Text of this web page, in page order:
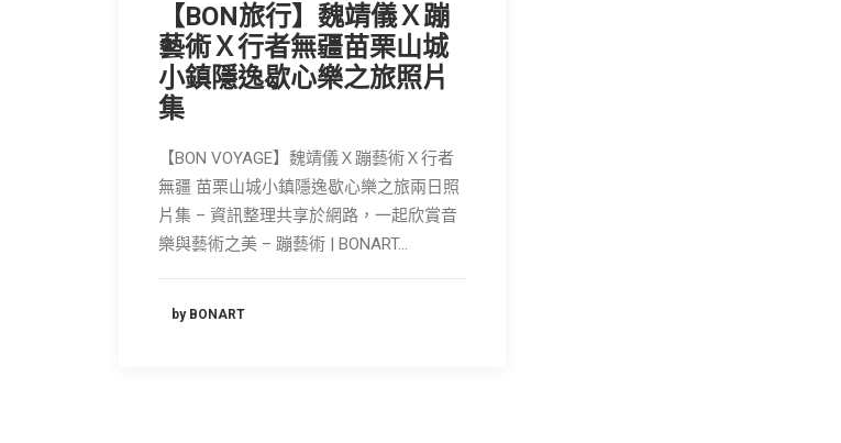
【BON旅行】魏靖儀Ｘ蹦
藝術Ｘ行者無疆苗栗山城
小鎮隱逸歇心樂之旅照片
集
【BON VOYAGE】魏靖儀Ｘ蹦藝術Ｘ行者
無疆 苗栗山城小鎮隱逸歇心樂之旅兩日照
片集 – 資訊整理共享於網路，一起欣賞音
樂與藝術之美 – 蹦藝術 | BONART…
by BONART